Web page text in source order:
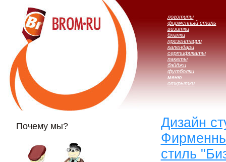
логотипы
фирменный стиль
визитки
бланки
презентации
календари
сертификаты
пакеты
бэйджи
футболки
меню
открытки
Почему мы?
Дизайн
стиль